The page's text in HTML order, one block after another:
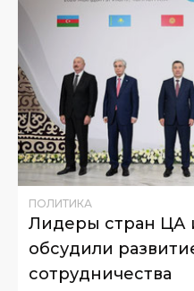
ПОЛИТИКА
Лидеры стран ЦА
обсудили
сотрудничества